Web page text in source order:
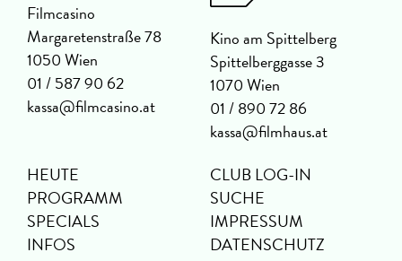
Filmcasino
Margaretenstraße 78
1050 Wien
01 / 587 90 62
kassa@filmcasino.at
Kino am Spittelberg
Spittelberggasse 3
1070 Wien
01 / 890 72 86
kassa@filmhaus.at
HEUTE
PROGRAMM
SPECIALS
INFOS
CLUB LOG-IN
SUCHE
IMPRESSUM
DATENSCHUTZ